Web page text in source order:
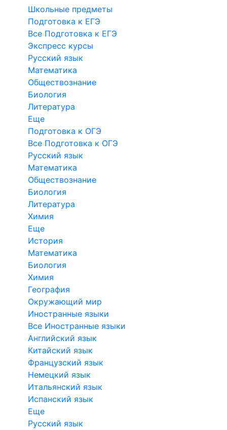
Школьные предметы
Подготовка к ЕГЭ
Все Подготовка к ЕГЭ
Экспресс курсы
Русский язык
Математика
Обществознание
Биология
Литература
Еще
Подготовка к ОГЭ
Все Подготовка к ОГЭ
Русский язык
Математика
Обществознание
Биология
Литература
Химия
Еще
История
Математика
Биология
Химия
География
Окружающий мир
Иностранные языки
Все Иностранные языки
Английский язык
Китайский язык
Французский язык
Немецкий язык
Итальянский язык
Испанский язык
Еще
Русский язык